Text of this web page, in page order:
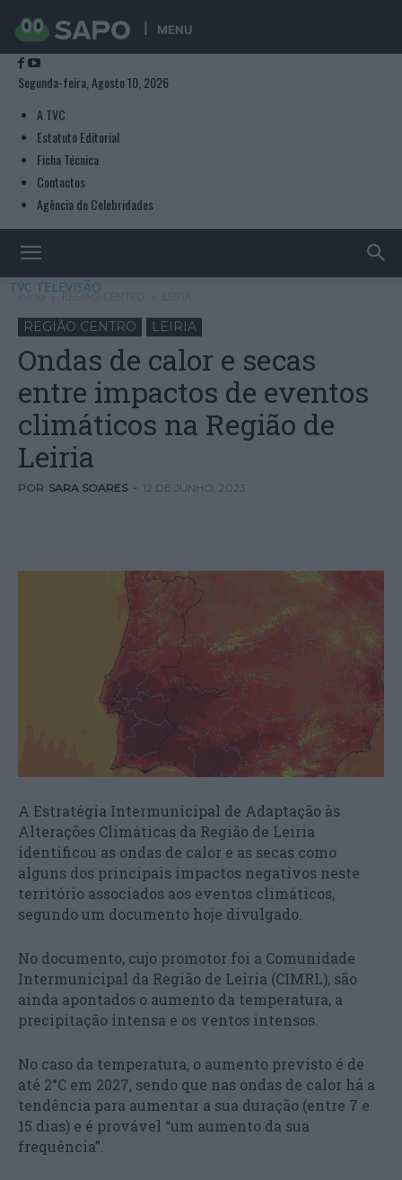
MENU
Segunda-feira, Agosto 10, 2026
A TVC
Estatuto Editorial
Ficha Técnica
Contactos
Agência de Celebridades
TVC TELEVISÃO
Início REGIÃO CENTRO
REGIÃO CENTRO LEIRIA
Ondas de calor e secas
entre impactos de eventos
climáticos na Região de
Leiria
POR SARA SOARES - 12 DE JUNHO, 2023
A Estratégia Intermunicipal de Adaptação às
Alterações Climáticas da Região de Leiria
identificou as ondas de calor e as secas como
alguns dos principais impactos negativos neste
território associados aos eventos climáticos,
segundo um documento hoje divulgado.
No documento, cujo promotor foi a Comunidade
Intermunicipal da Região de Leiria (CIMRL), são
ainda apontados o aumento da temperatura, a
precipitação intensa e os ventos intensos.
No caso da temperatura, o aumento previsto é de
até 2°C em 2027, sendo que nas ondas de calor há a
tendência para aumentar a sua duração (entre 7 e
15 dias) e é provável “um aumento da sua
frequência”.